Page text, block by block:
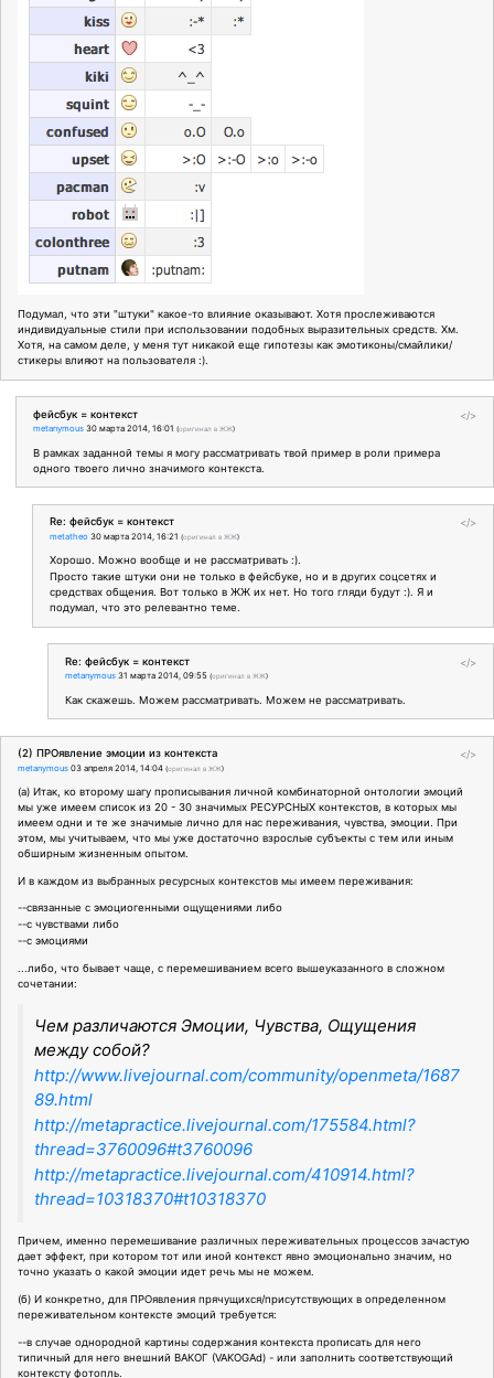
Подумал, что эти "штуки" какое-то влияние оказывают. Хотя прослеживаются
индивидуальные стили при использовании подобных выразительных средств. Хм.
Хотя, на самом деле, у меня тут никакой еще гипотезы как эмотиконы/смайлики/
стикеры влияют на пользователя :).
</>
фейсбук = контекст
metanymous 30 марта 2014, 16:01 (оригинал в ЖЖ)
В рамках заданной темы я могу рассматривать твой пример в роли примера
одного твоего лично значимого контекста.
</>
Re: фейсбук = контекст
metatheo 30 марта 2014, 16:21 (оригинал в ЖЖ)
Хорошо. Можно вообще и не рассматривать :).
Просто такие штуки они не только в фейсбуке, но и в других соцсетях и
средствах общения. Вот только в ЖЖ их нет. Но того гляди будут :). Я и
подумал, что это релевантно теме.
</>
Re: фейсбук = контекст
metanymous 31 марта 2014, 09:55 (оригинал в ЖЖ)
Как скажешь. Можем рассматривать. Можем не рассматривать.
</>
(2) ПРОявление эмоции из контекста
metanymous 03 апреля 2014, 14:04 (оригинал в ЖЖ)
(а) Итак, ко второму шагу прописывания личной комбинаторной онтологии эмоций
мы уже имеем список из 20 - 30 значимых РЕСУРСНЫХ контекстов, в которых мы
имеем одни и те же значимые лично для нас переживания, чувства, эмоции. При
этом, мы учитываем, что мы уже достаточно взрослые субъекты с тем или иным
обширным жизненным опытом.
И в каждом из выбранных ресурсных контекстов мы имеем переживания:
--связанные с эмоциогенными ощущениями либо
--с чувствами либо
--с эмоциями
...либо, что бывает чаще, с перемешиванием всего вышеуказанного в сложном
сочетании:
Чем различаются Эмоции, Чувства, Ощущения
между собой?
http://www.livejournal.com/community/openmeta/1687
89.html
http://metapractice.livejournal.com/175584.html?
thread=3760096#t3760096
http://metapractice.livejournal.com/410914.html?
thread=10318370#t10318370
Причем, именно перемешивание различных переживательных процессов зачастую
дает эффект, при котором тот или иной контекст явно эмоционально значим, но
точно указать о какой эмоции идет речь мы не можем.
(б) И конкретно, для ПРОявления прячущихся/присутствующих в определенном
переживательном контексте эмоций требуется:
--в случае однородной картины содержания контекста прописать для него
типичный для него внешний ВАКОГ (VAKOGAd) - или заполнить соответствующий
контексту фотопль.